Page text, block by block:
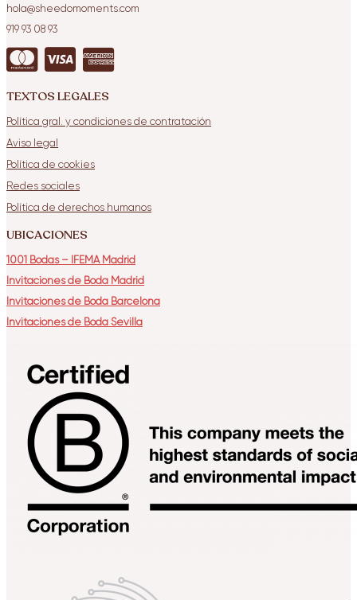
hola@sheedomoments.com
919 93 08 93
TEXTOS LEGALES
Política gral. y condiciones de contratación
Aviso legal
Política de cookies
Redes sociales
Política de derechos humanos
UBICACIONES
1001 Bodas – IFEMA Madrid
Invitaciones de Boda Madrid
Invitaciones de Boda Barcelona
Invitaciones de Boda Sevilla